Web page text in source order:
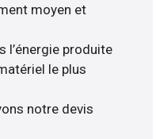
moyen et
l’énergie produite
le plus
notre devis